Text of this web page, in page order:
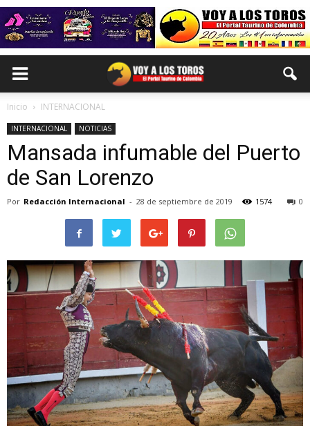
Inicio INTERNACIONAL
INTERNACIONAL NOTICIAS
Mansada infumable del Puerto
de San Lorenzo
Por Redacción Internacional - 28 de septiembre de 2019 0
1574